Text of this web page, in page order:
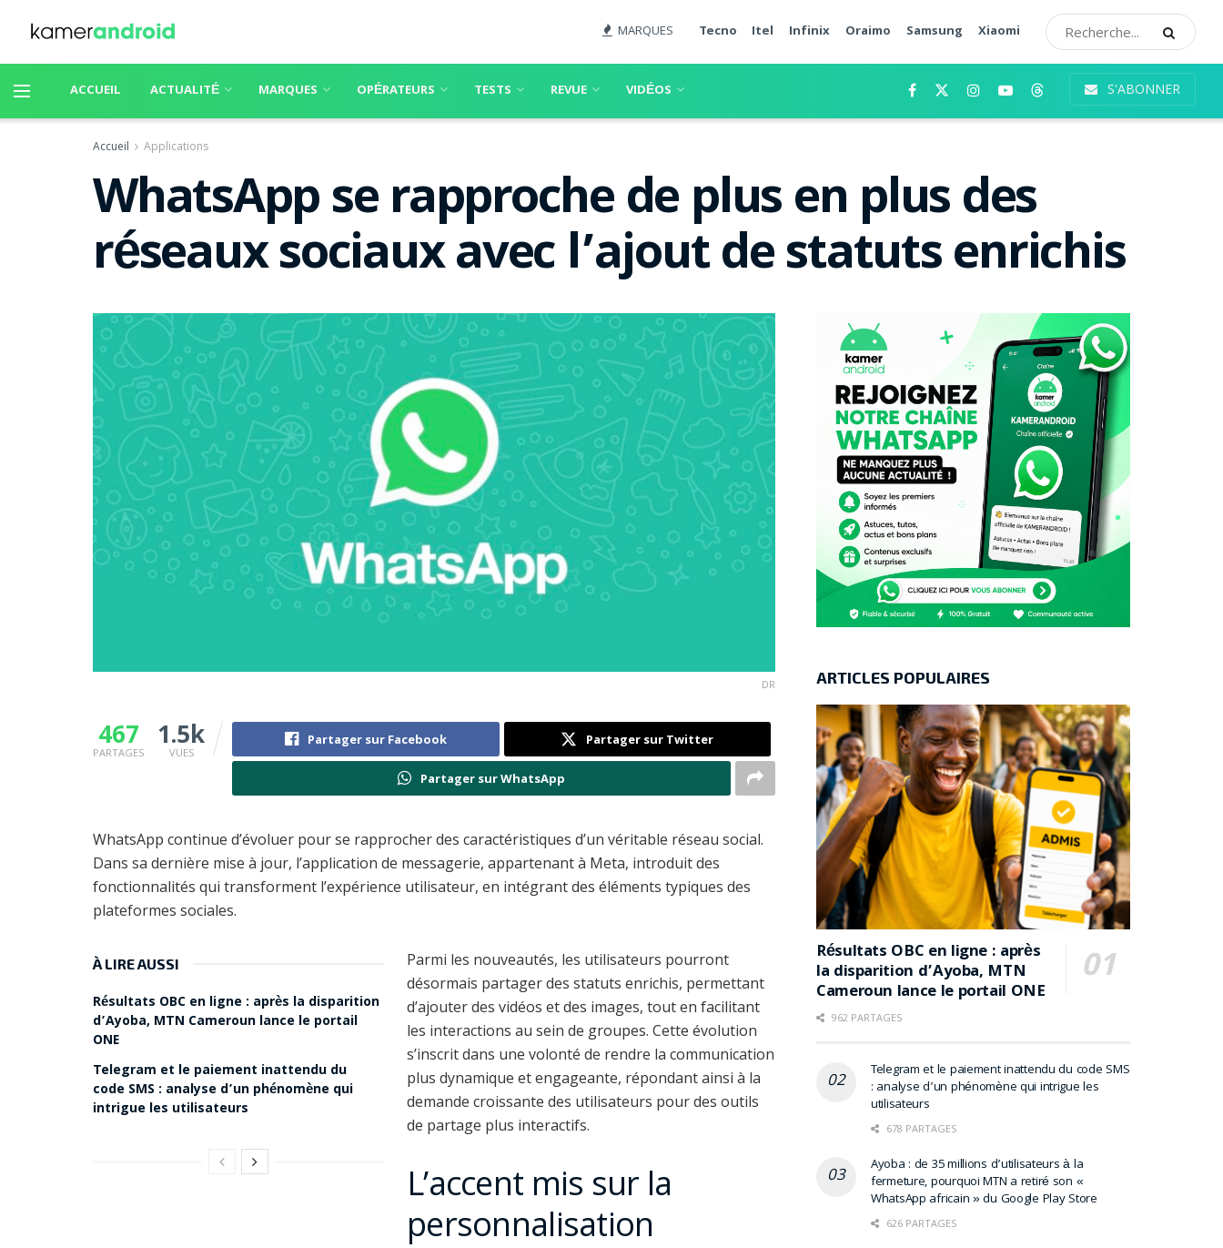
MARQUES Tecno Itel Infinix Oraimo Samsung Xiaomi
ACCUEIL ACTUALITÉ MARQUES OPÉRATEURS TESTS REVUE VIDÉOS S'ABONNER
Accueil Applications
WhatsApp se rapproche de plus en plus des
réseaux sociaux avec l’ajout de statuts enrichis
DR
467
PARTAGES
1.5k
VUES
Partager sur Facebook Partager sur Twitter
Partager sur WhatsApp
WhatsApp continue d’évoluer pour se rapprocher des caractéristiques d’un véritable réseau social.
Dans sa dernière mise à jour, l’application de messagerie, appartenant à Meta, introduit des
fonctionnalités qui transforment l’expérience utilisateur, en intégrant des éléments typiques des
plateformes sociales.
À LIRE AUSSI
Résultats OBC en ligne : après la disparition
d’Ayoba, MTN Cameroun lance le portail
ONE
Telegram et le paiement inattendu du
code SMS : analyse d’un phénomène qui
intrigue les utilisateurs
Parmi les nouveautés, les utilisateurs pourront
désormais partager des statuts enrichis, permettant
d’ajouter des vidéos et des images, tout en facilitant
les interactions au sein de groupes. Cette évolution
s’inscrit dans une volonté de rendre la communication
plus dynamique et engageante, répondant ainsi à la
demande croissante des utilisateurs pour des outils
de partage plus interactifs.
L’accent mis sur la
personnalisation
ARTICLES POPULAIRES
Résultats OBC en ligne : après
la disparition d’Ayoba, MTN
Cameroun lance le portail ONE
962 PARTAGES
Telegram et le paiement inattendu du code SMS
: analyse d’un phénomène qui intrigue les
utilisateurs
678 PARTAGES
Ayoba : de 35 millions d’utilisateurs à la
fermeture, pourquoi MTN a retiré son «
WhatsApp africain » du Google Play Store
626 PARTAGES